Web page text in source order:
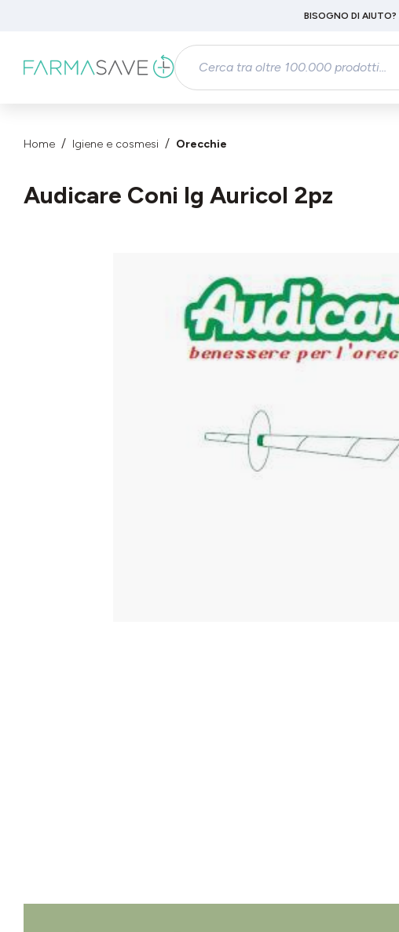
Passa alla navigazione principale
BISOGNO DI AIUTO?
Home Igiene e cosmesi Orecchie
Audicare Coni Ig Auricol 2pz